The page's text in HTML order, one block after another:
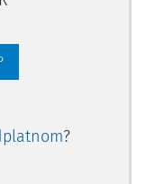
?